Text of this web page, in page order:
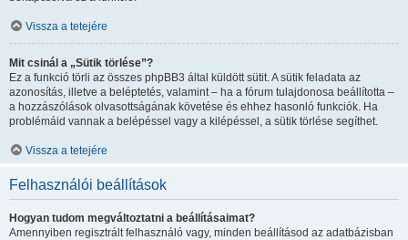
Vissza a tetejére
Mit csinál a „Sütik törlése”?
Ez a funkció törli az összes phpBB3 által küldött sütit. A sütik feladata az
azonosítás, illetve a beléptetés, valamint – ha a fórum tulajdonosa beállította –
a hozzászólások olvasottságának követése és ehhez hasonló funkciók. Ha
problémáid vannak a belépéssel vagy a kilépéssel, a sütik törlése segíthet.
Vissza a tetejére
Felhasználói beállítások
Hogyan tudom megváltoztatni a beállításaimat?
Amennyiben regisztrált felhasználó vagy, minden beállításod az adatbázisban